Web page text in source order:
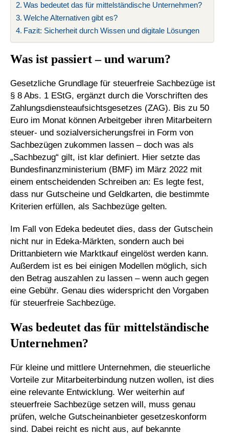
Was bedeutet das für mittelständische Unternehmen?
Welche Alternativen gibt es?
Fazit: Sicherheit durch Wissen und digitale Lösungen
Was ist passiert – und warum?
Gesetzliche Grundlage für steuerfreie Sachbezüge ist
§ 8 Abs. 1 EStG, ergänzt durch die Vorschriften des
Zahlungsdiensteaufsichtsgesetzes (ZAG). Bis zu 50
Euro im Monat können Arbeitgeber ihren Mitarbeitern
steuer- und sozialversicherungsfrei in Form von
Sachbezügen zukommen lassen – doch was als
„Sachbezug“ gilt, ist klar definiert. Hier setzte das
Bundesfinanzministerium (BMF) im März 2022 mit
einem entscheidenden Schreiben an: Es legte fest,
dass nur Gutscheine und Geldkarten, die bestimmte
Kriterien erfüllen, als Sachbezüge gelten.
Im Fall von Edeka bedeutet dies, dass der Gutschein
nicht nur in Edeka-Märkten, sondern auch bei
Drittanbietern wie Marktkauf eingelöst werden kann.
Außerdem ist es bei einigen Modellen möglich, sich
den Betrag auszahlen zu lassen – wenn auch gegen
eine Gebühr. Genau dies widerspricht den Vorgaben
für steuerfreie Sachbezüge.
Was bedeutet das für mittelständische
Unternehmen?
Für kleine und mittlere Unternehmen, die steuerliche
Vorteile zur Mitarbeiterbindung nutzen wollen, ist dies
eine relevante Entwicklung. Wer weiterhin auf
steuerfreie Sachbezüge setzen will, muss genau
prüfen, welche Gutscheinanbieter gesetzeskonform
sind. Dabei reicht es nicht aus, auf bekannte